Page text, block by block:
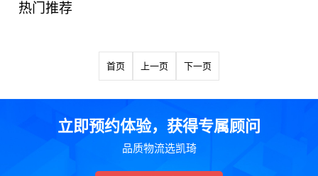
热门推荐
首页 上一页 下一页
立即预约体验，获得专属顾问
品质物流选凯琦